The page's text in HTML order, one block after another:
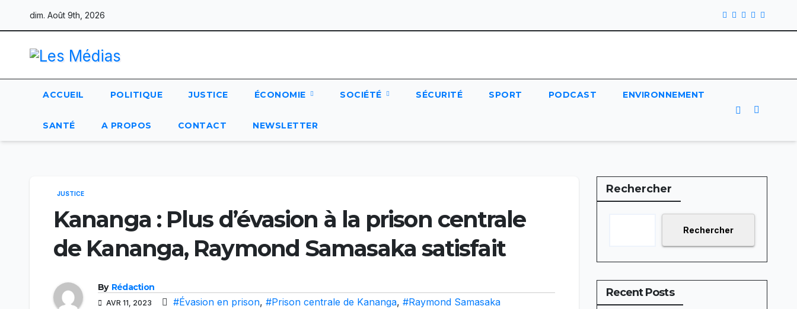
dim. Août 9th, 2026
ACCUEIL POLITIQUE JUSTICE ÉCONOMIE SOCIÉTÉ SÉCURITÉ SPORT PODCAST ENVIRONNEMENT
SANTÉ A PROPOS CONTACT NEWSLETTER
JUSTICE
Kananga : Plus d’évasion à la prison centrale
de Kananga, Raymond Samasaka satisfait
By Rédaction
AVR 11, 2023 #Évasion en prison, #Prison centrale de Kananga, #Raymond Samasaka
Rechercher
Rechercher
Recent Posts